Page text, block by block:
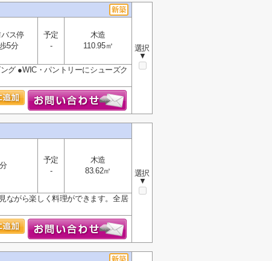
選択
▼
ス停
5分
予定
-
木造
110.95㎡
グ ●WIC・パントリーにシューズク
選択
▼
予定
-
木造
83.62㎡
ながら楽しく料理ができます。全居